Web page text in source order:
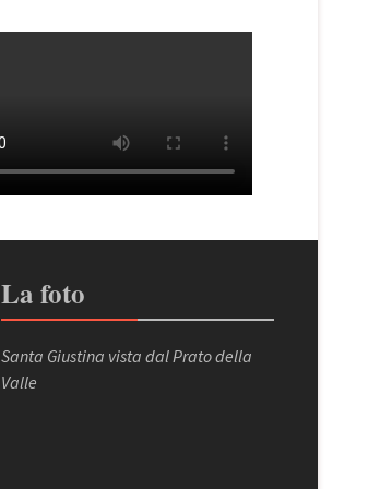
La foto
Santa Giustina vista dal Prato della
Valle